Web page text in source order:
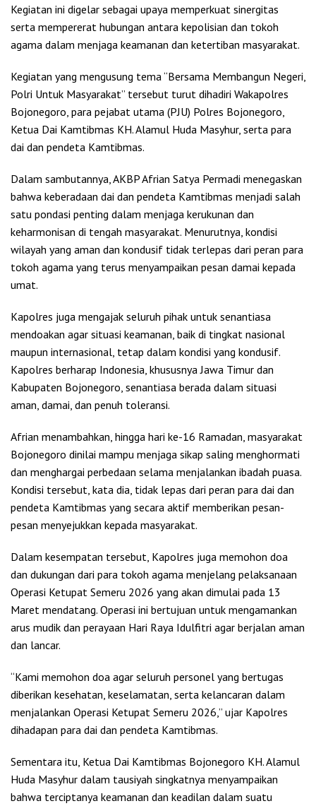
Kegiatan ini digelar sebagai upaya memperkuat sinergitas
serta mempererat hubungan antara kepolisian dan tokoh
agama dalam menjaga keamanan dan ketertiban masyarakat.
Kegiatan yang mengusung tema “Bersama Membangun Negeri,
Polri Untuk Masyarakat” tersebut turut dihadiri Wakapolres
Bojonegoro, para pejabat utama (PJU) Polres Bojonegoro,
Ketua Dai Kamtibmas KH. Alamul Huda Masyhur, serta para
dai dan pendeta Kamtibmas.
Dalam sambutannya, AKBP Afrian Satya Permadi menegaskan
bahwa keberadaan dai dan pendeta Kamtibmas menjadi salah
satu pondasi penting dalam menjaga kerukunan dan
keharmonisan di tengah masyarakat. Menurutnya, kondisi
wilayah yang aman dan kondusif tidak terlepas dari peran para
tokoh agama yang terus menyampaikan pesan damai kepada
umat.
Kapolres juga mengajak seluruh pihak untuk senantiasa
mendoakan agar situasi keamanan, baik di tingkat nasional
maupun internasional, tetap dalam kondisi yang kondusif.
Kapolres berharap Indonesia, khususnya Jawa Timur dan
Kabupaten Bojonegoro, senantiasa berada dalam situasi
aman, damai, dan penuh toleransi.
Afrian menambahkan, hingga hari ke-16 Ramadan, masyarakat
Bojonegoro dinilai mampu menjaga sikap saling menghormati
dan menghargai perbedaan selama menjalankan ibadah puasa.
Kondisi tersebut, kata dia, tidak lepas dari peran para dai dan
pendeta Kamtibmas yang secara aktif memberikan pesan-
pesan menyejukkan kepada masyarakat.
Dalam kesempatan tersebut, Kapolres juga memohon doa
dan dukungan dari para tokoh agama menjelang pelaksanaan
Operasi Ketupat Semeru 2026 yang akan dimulai pada 13
Maret mendatang. Operasi ini bertujuan untuk mengamankan
arus mudik dan perayaan Hari Raya Idulfitri agar berjalan aman
dan lancar.
“Kami memohon doa agar seluruh personel yang bertugas
diberikan kesehatan, keselamatan, serta kelancaran dalam
menjalankan Operasi Ketupat Semeru 2026,” ujar Kapolres
dihadapan para dai dan pendeta Kamtibmas.
Sementara itu, Ketua Dai Kamtibmas Bojonegoro KH. Alamul
Huda Masyhur dalam tausiyah singkatnya menyampaikan
bahwa terciptanya keamanan dan keadilan dalam suatu